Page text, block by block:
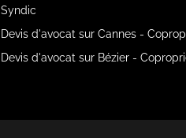
Syndic
Devis d'avocat sur Cannes -
Devis d'avocat sur Bézier -